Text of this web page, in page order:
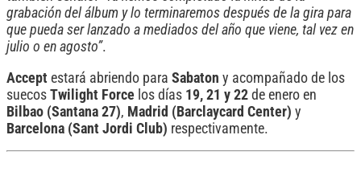
grabación del álbum y lo terminaremos después de la gira para
que pueda ser lanzado a mediados del año que viene, tal vez en
julio o en agosto”.
Accept estará abriendo para Sabaton y acompañado de los
suecos Twilight Force los días 19, 21 y 22 de enero en
Bilbao (Santana 27), Madrid (Barclaycard Center) y
Barcelona (Sant Jordi Club) respectivamente.